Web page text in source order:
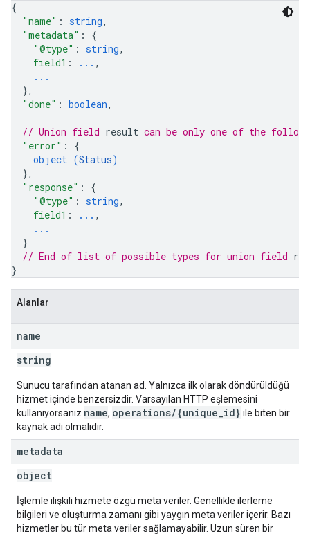
{
"name" : string,
"metadata" : {
"@type" : string,
field1 : ... ,
...
},
"done" : boolean,
// Union field result can be only one of the
"error" : {
object (Status)
},
"response" : {
"@type" : string,
field1 : ... ,
...
}
// End of list of possible types for union field
}
Alanlar
name
string
Sunucu tarafından atanan ad. Yalnızca ilk olarak döndürüldüğü
hizmet içinde benzersizdir. Varsayılan HTTP eşlemesini
kullanıyorsanız name, operations/{unique_id} ile biten bir
kaynak adı olmalıdır.
metadata
object
İşlemle ilişkili hizmete özgü meta veriler. Genellikle ilerleme
bilgileri ve oluşturma zamanı gibi yaygın meta veriler içerir. Bazı
hizmetler bu tür meta veriler sağlamayabilir. Uzun süren bir